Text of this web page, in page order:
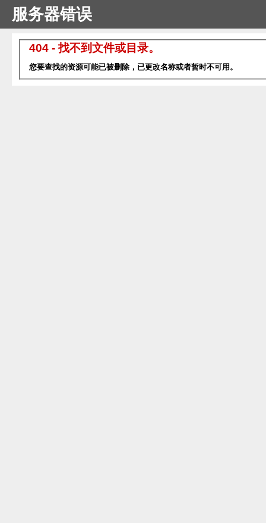
服务器错误
404 - 找不到文件或目录。
您要查找的资源可能已被删除，已更改名称或者暂时不可用。